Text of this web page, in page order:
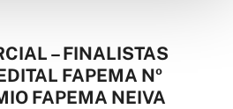
– FINALISTAS
FAPEMA Nº
FAPEMA NEIVA